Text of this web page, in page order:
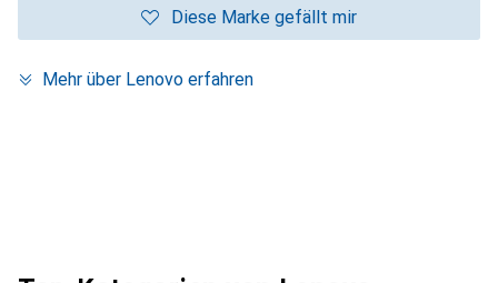
Diese Marke gefällt mir
Mehr über Lenovo erfahren